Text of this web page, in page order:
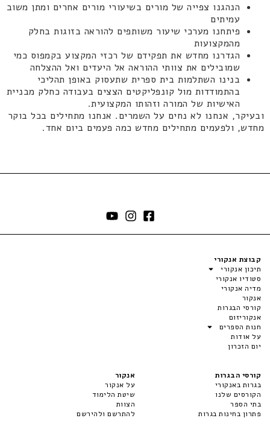
הנהגנו צפייה של מורים בשיעורי מורים אחרים ומתן משוב
עמיתים
פיתחנו מערכי שיעור משותפים להוראה בזוגות בחלק
מהמקצועות
הגדרנו מחדש את תפקידם של רכזי המקצוע בקמפוס כמי
שמובילים את צוותי ההוראה אל היעדים ואל ההצלחה
בנינו השתלמות בית ספרית שתעסוק באופן תהליכי
בהתמודדות מול קונפליקטים הצצים בעבודה כחלק מבניית
האישיות של המורה וזהותו המקצועית.
ובעיקר, אנחנו לא נחים על השמרים. אנחנו מתחילים בכל בוקר
מחדש, ולפעמים מתחילים מחדש כמה פעמים ביום אחד.
קבוצת אנקורי
תיכון אנקורי
סטודיו אנקורי
מדיה אנקורי
אנקור
קורסי הבגרות
אנקוריזום
חנות הספרים
על אודות
יום הזכרון
קורסי הבגרות
בגרות באנקורי
הקורסים שלנו
בתי הספר
פתרון בחינות בגרות
אנקור
על אנקור
שיטת הלימוד
הצוות
להתרשם ולהירשם